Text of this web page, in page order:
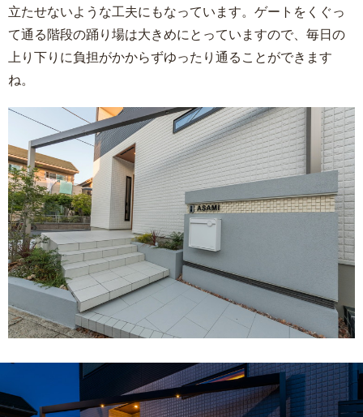
立たせないような工夫にもなっています。ゲートをくぐっ
て通る階段の踊り場は大きめにとっていますので、毎日の
上り下りに負担がかからずゆったり通ることができます
ね。